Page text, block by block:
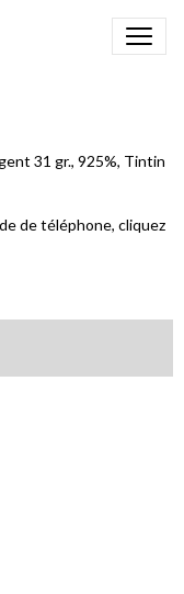
31 gr., 925%, Tintin
de téléphone, cliquez